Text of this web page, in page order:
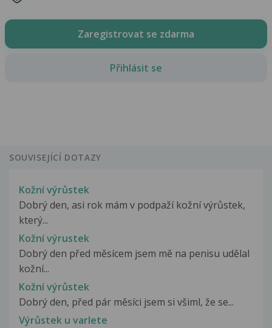
Zaregistrovat se zdarma
Přihlásit se
SOUVISEJÍCÍ DOTAZY
Kožní výrůstek
Dobrý den, asi rok mám v podpaží kožní výrůstek,
který...
Kožní výrustek
Dobrý den před měsícem jsem mě na penisu udělal
kožní...
Kožní výrůstek
Dobrý den, před pár měsíci jsem si všiml, že se...
Výrůstek u varlete